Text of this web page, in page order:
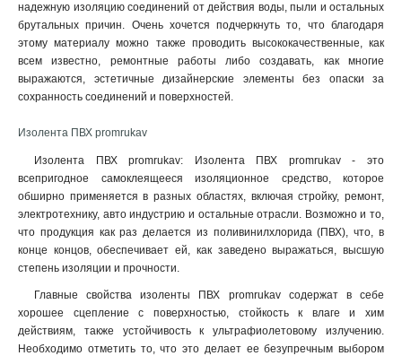
надежную изоляцию соединений от действия воды, пыли и остальных
брутальных причин. Очень хочется подчеркнуть то, что благодаря
этому материалу можно также проводить высококачественные, как
всем известно, ремонтные работы либо создавать, как многие
выражаются, эстетичные дизайнерские элементы без опаски за
сохранность соединений и поверхностей.
Изолента ПВХ promrukav
Изолента ПВХ promrukav: Изолента ПВХ promrukav - это
всепригодное самоклеящееся изоляционное средство, которое
обширно применяется в разных областях, включая стройку, ремонт,
электротехнику, авто индустрию и остальные отрасли. Возможно и то,
что продукция как раз делается из поливинилхлорида (ПВХ), что, в
конце концов, обеспечивает ей, как заведено выражаться, высшую
степень изоляции и прочности.
Главные свойства изоленты ПВХ promrukav содержат в себе
хорошее сцепление с поверхностью, стойкость к влаге и хим
действиям, также устойчивость к ультрафиолетовому излучению.
Необходимо отметить то, что это делает ее безупречным выбором